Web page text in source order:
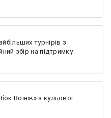
турнірів з
збір на підтримку
Воїнів» з кульової